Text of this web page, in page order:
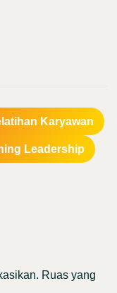
Karyawan
Leadership
Ruas yang